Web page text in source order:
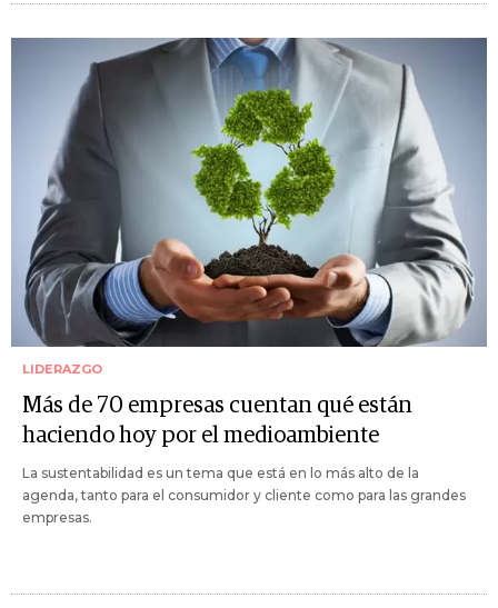
LIDERAZGO
Más de 70 empresas cuentan qué están
haciendo hoy por el medioambiente
La sustentabilidad es un tema que está en lo más alto de la
agenda, tanto para el consumidor y cliente como para las grandes
empresas.